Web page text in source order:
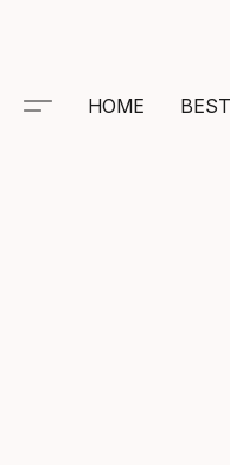
HOME